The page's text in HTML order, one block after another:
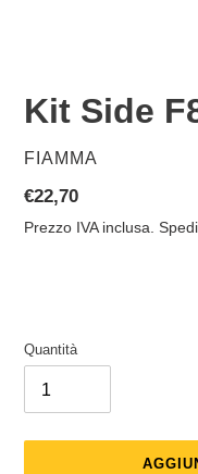
Kit Side
VENDITORE
FIAMMA
Prezzo
di
€22,70
Prezzo IVA inclusa.
Quantità